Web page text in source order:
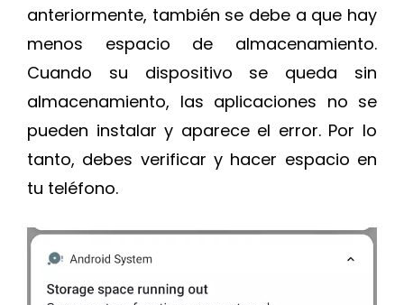
anteriormente, también se debe a que hay
menos espacio de almacenamiento.
Cuando su dispositivo se queda sin
almacenamiento, las aplicaciones no se
pueden instalar y aparece el error. Por lo
tanto, debes verificar y hacer espacio en
tu teléfono.